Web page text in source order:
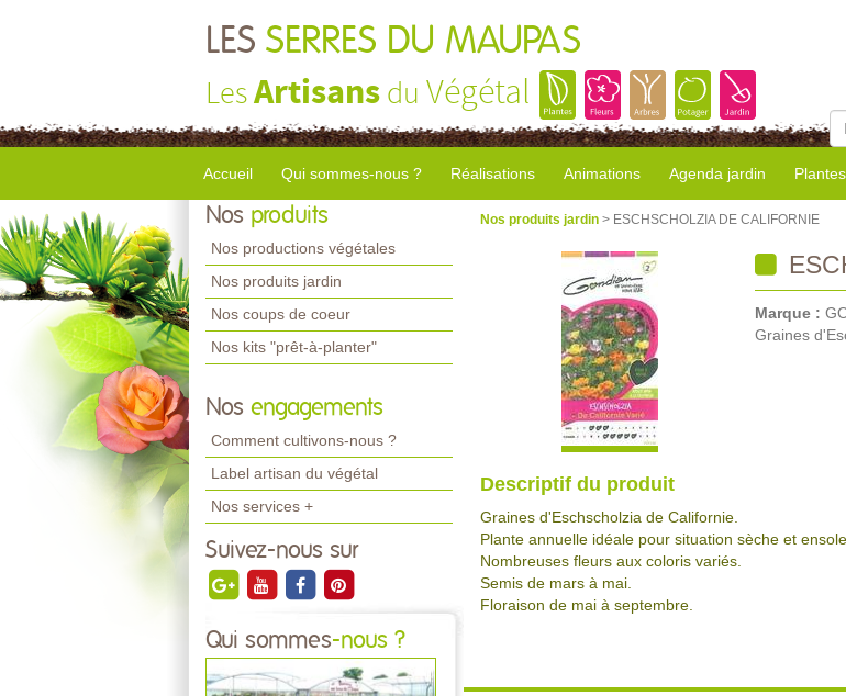
LES SERRES DU MAUPAS
LesArtisans du Végétal
Accueil Qui sommes-nous ? Réalisations Animations Agenda jardin
Nos produits
Nos productions végétales
Nos produits jardin
Nos coups de coeur
Nos kits "prêt-à-planter"
Nos engagements
Comment cultivons-nous ?
Label artisan du végétal
Nos services +
Suivez-nous sur
Qui sommes-nous ?
Nos produits jardin > ESCHSCHOLZIA DE CALIFORNIE
Marque :
Graines
Descriptif du produit
Graines d'Eschscholzia de Californie.
Plante annuelle idéale pour situation sèche et
Nombreuses fleurs aux coloris variés.
Semis de mars à mai.
Floraison de mai à septembre.